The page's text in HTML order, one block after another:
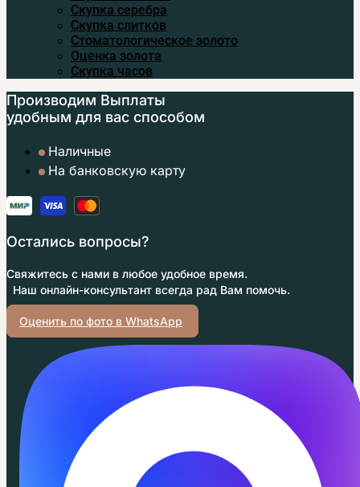
Скупка серебра
Скупка слитков
Стоматологическое золото
Оценка золота
Скупка часов
Производим Выплаты
удобным для вас способом
Наличные
На банковскую карту
Остались вопросы?
Свяжитесь с нами в любое удобное время.
Наш онлайн-консультант всегда рад Вам помочь.
Оценить по фото в WhatsApp